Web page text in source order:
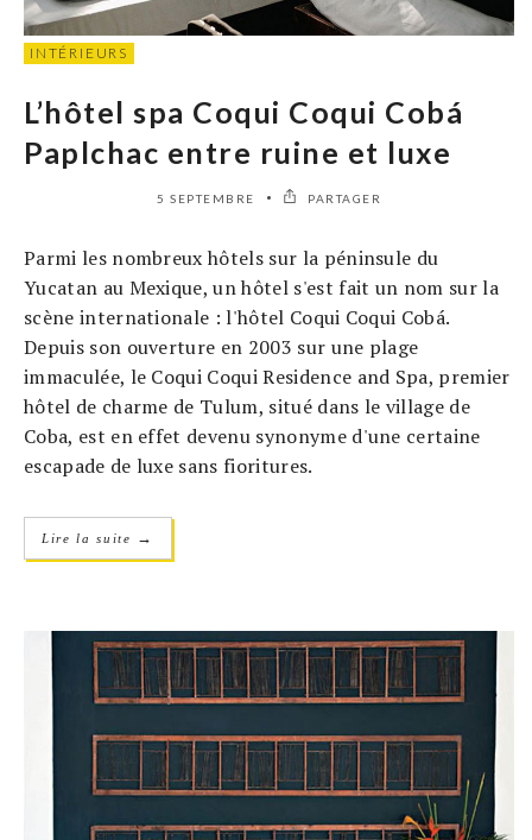
INTÉRIEURS
L’hôtel spa Coqui Coqui Cobá
Paplchac entre ruine et luxe
5 SEPTEMBRE PARTAGER
Parmi les nombreux hôtels sur la péninsule du
Yucatan au Mexique, un hôtel s'est fait un nom sur la
scène internationale : l'hôtel Coqui Coqui Cobá.
Depuis son ouverture en 2003 sur une plage
immaculée, le Coqui Coqui Residence and Spa, premier
hôtel de charme de Tulum, situé dans le village de
Coba, est en effet devenu synonyme d'une certaine
escapade de luxe sans fioritures.
Lire la suite →